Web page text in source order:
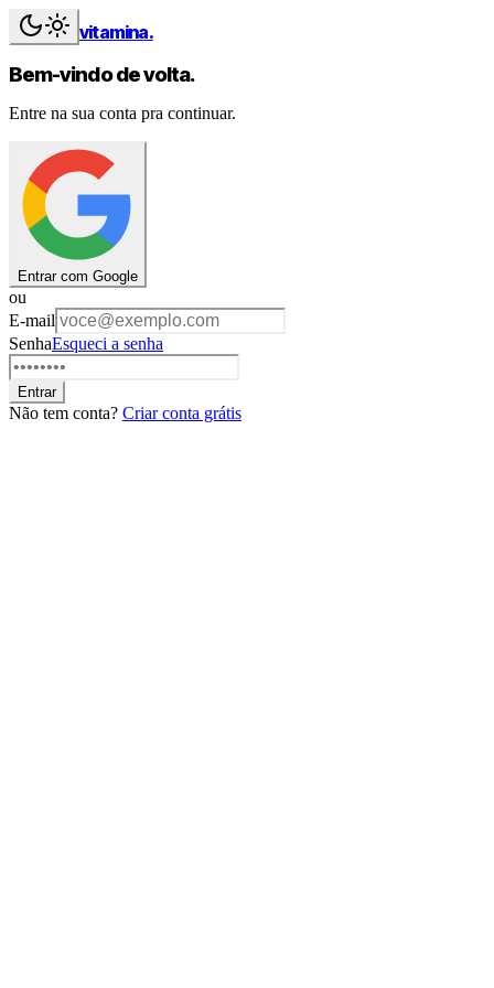
vitamina.
Bem-vindo de volta.
Entre na sua conta pra continuar.
Entrar com Google
ou
E-mail
SenhaEsqueci a senha
Entrar
Não tem conta? Criar conta grátis